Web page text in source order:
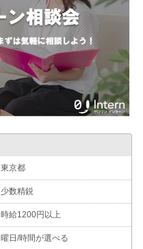
東京都
少数精鋭
時給1200円以上
曜日/時間が選べる